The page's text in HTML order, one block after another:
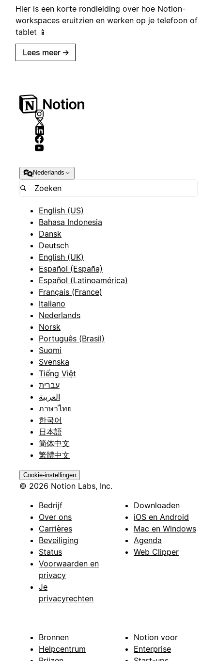
Hier is een korte rondleiding over hoe Notion-
workspaces eruitzien en werken op je telefoon of
tablet 📱
Lees meer →
Nederlands
English (US)
Bahasa Indonesia
Dansk
Deutsch
English (UK)
Español (España)
Español (Latinoamérica)
Français (France)
Italiano
Nederlands
Norsk
Português (Brasil)
Suomi
Svenska
Tiếng Việt
עברית
العربية
ภาษาไทย
한국어
日本語
简体中文
繁體中文
Cookie-instellingen
© 2026 Notion Labs, Inc.
Bedrijf
Over ons
Carrières
Beveiliging
Status
Voorwaarden en
privacy
Je
privacyrechten
Downloaden
iOS en Android
Mac en Windows
Agenda
Web Clipper
Bronnen
Helpcentrum
Notion voor
Enterprise